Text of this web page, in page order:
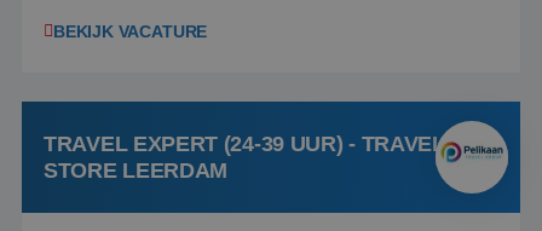
(onderdeel van Pelikaan Travel Group) zoeken
team het reisbureau verder...
BEKIJK VACATURE
TRAVEL EXPERT (24-39 UUR) - TRAVEL
STORE LEERDAM